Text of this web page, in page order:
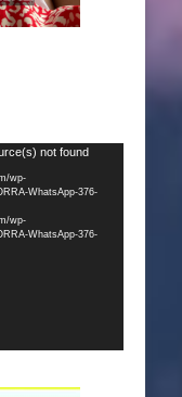
not found
wp-
WhatsApp-376-
wp-
WhatsApp-376-